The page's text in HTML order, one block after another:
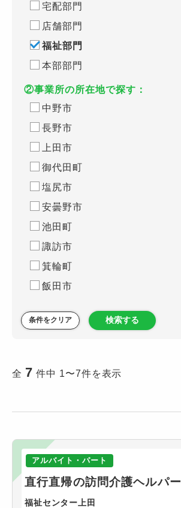
宅配部門
店舗部門
福祉部門
本部部門
②事業所の所在地で探す：
中野市
長野市
上田市
御代田町
塩尻市
安曇野市
池田町
諏訪市
箕輪町
飯田市
条件をクリア 検索する
全 7 件中 1〜7件を表示
アルバイト・パート
直行直帰の訪問介護ヘルパー
福祉センター上田